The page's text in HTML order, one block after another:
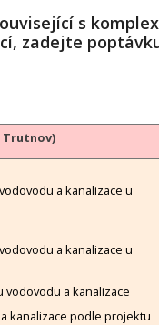
s
zadejte
Trutnov)
a kanalizace u
a kanalizace u
vodovodu a kanalizace
kanalizace podle projektu